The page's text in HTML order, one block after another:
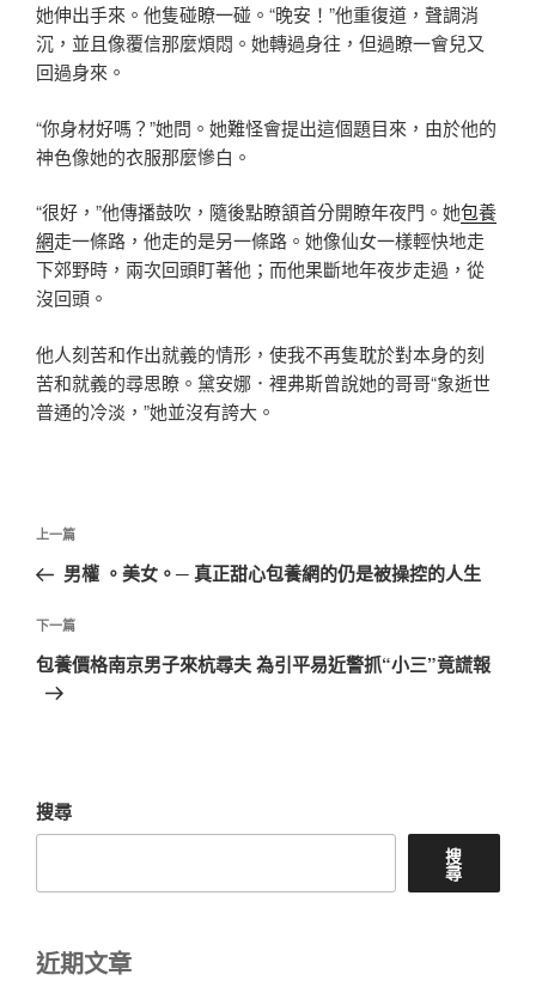
她伸出手來。他隻碰瞭一碰。“晚安！”他重復道，聲調消
沉，並且像覆信那麼煩悶。她轉過身往，但過瞭一會兒又
回過身來。
“你身材好嗎？”她問。她難怪會提出這個題目來，由於他的
神色像她的衣服那麼慘白。
“很好，”他傳播鼓吹，隨後點瞭頷首分開瞭年夜門。她包養
網走一條路，他走的是另一條路。她像仙女一樣輕快地走
下郊野時，兩次回頭盯著他；而他果斷地年夜步走過，從
沒回頭。
他人刻苦和作出就義的情形，使我不再隻耽於對本身的刻
苦和就義的尋思瞭。黛安娜．裡弗斯曾說她的哥哥“象逝世
普通的冷淡，”她並沒有誇大。
文
導
覽
上
一
文
章
上一篇
男權 。美女。─ 真正甜心包養網的仍是被操控的人生
下
一
篇
下一篇
包養價格南京男子來杭尋夫 為引平易近警抓“小三”竟謊報
搜尋
搜
尋
近期文章